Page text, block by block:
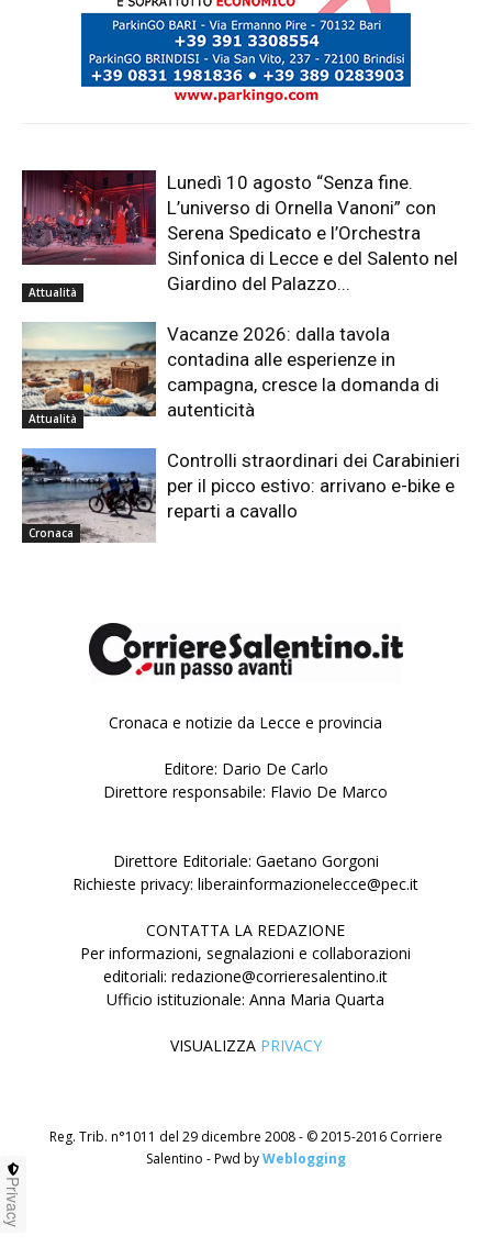
Attualità
Lunedì 10 agosto “Senza fine.
L’universo di Ornella Vanoni” con
Serena Spedicato e l’Orchestra
Sinfonica di Lecce e del Salento nel
Giardino del Palazzo...
Attualità
Vacanze 2026: dalla tavola
contadina alle esperienze in
campagna, cresce la domanda di
autenticità
Cronaca
Controlli straordinari dei Carabinieri
per il picco estivo: arrivano e-bike e
reparti a cavallo
Cronaca e notizie da Lecce e provincia
Editore: Dario De Carlo
Direttore responsabile: Flavio De Marco
Direttore Editoriale: Gaetano Gorgoni
Richieste privacy: liberainformazionelecce@pec.it
CONTATTA LA REDAZIONE
Per informazioni, segnalazioni e collaborazioni
editoriali: redazione@corrieresalentino.it
Ufficio istituzionale: Anna Maria Quarta
VISUALIZZA PRIVACY
Reg. Trib. n°1011 del 29 dicembre 2008 - © 2015-2016 Corriere
Salentino - Pwd byWeblogging
Privacy